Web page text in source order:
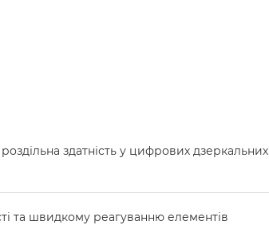
здатність у цифрових дзеркальних
та швидкому реагуванню елементів